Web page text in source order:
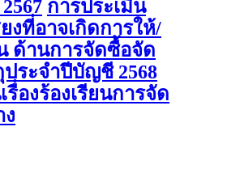
การประเมิน
งที่อาจเกิดการให้/
ด้านการจัดซื้อจัด
ระจําปีบัญชี 2568
รื่องร้องเรียนการจัด